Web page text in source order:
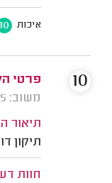
איכות 10
פרטי
משוב: 15/05/2025
תיאור
תיקון
חוות
10